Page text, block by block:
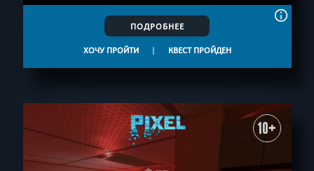
ПОДРОБНЕЕ
ХОЧУ ПРОЙТИ | КВЕСТ ПРОЙДЕН
10+